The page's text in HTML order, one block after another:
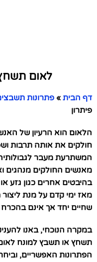
לאום
דף הבית » פתרונות
פיתרון
הלאום הוא הרעיון של
חולקים את אותה תרבות
המשתרעת מעבר
מאנשים החולקים מנהגים
בהיבטים אחרים כגון גזע
מאז ימי קדם על מנת
שחיים יחד אך אינם בהכרח
במקרה הנוכחי, באנו
תשחץ או תשבץ למונח
הפתרונות האפשריים,